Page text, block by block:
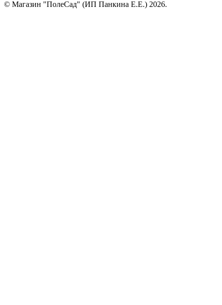
© Магазин "ПолеСад" (ИП Панкина Е.Е.) 2026.